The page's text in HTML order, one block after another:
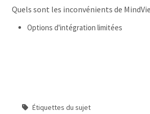
Quels sont les inconvénients de
Options d'intégration limitées
Étiquettes du sujet